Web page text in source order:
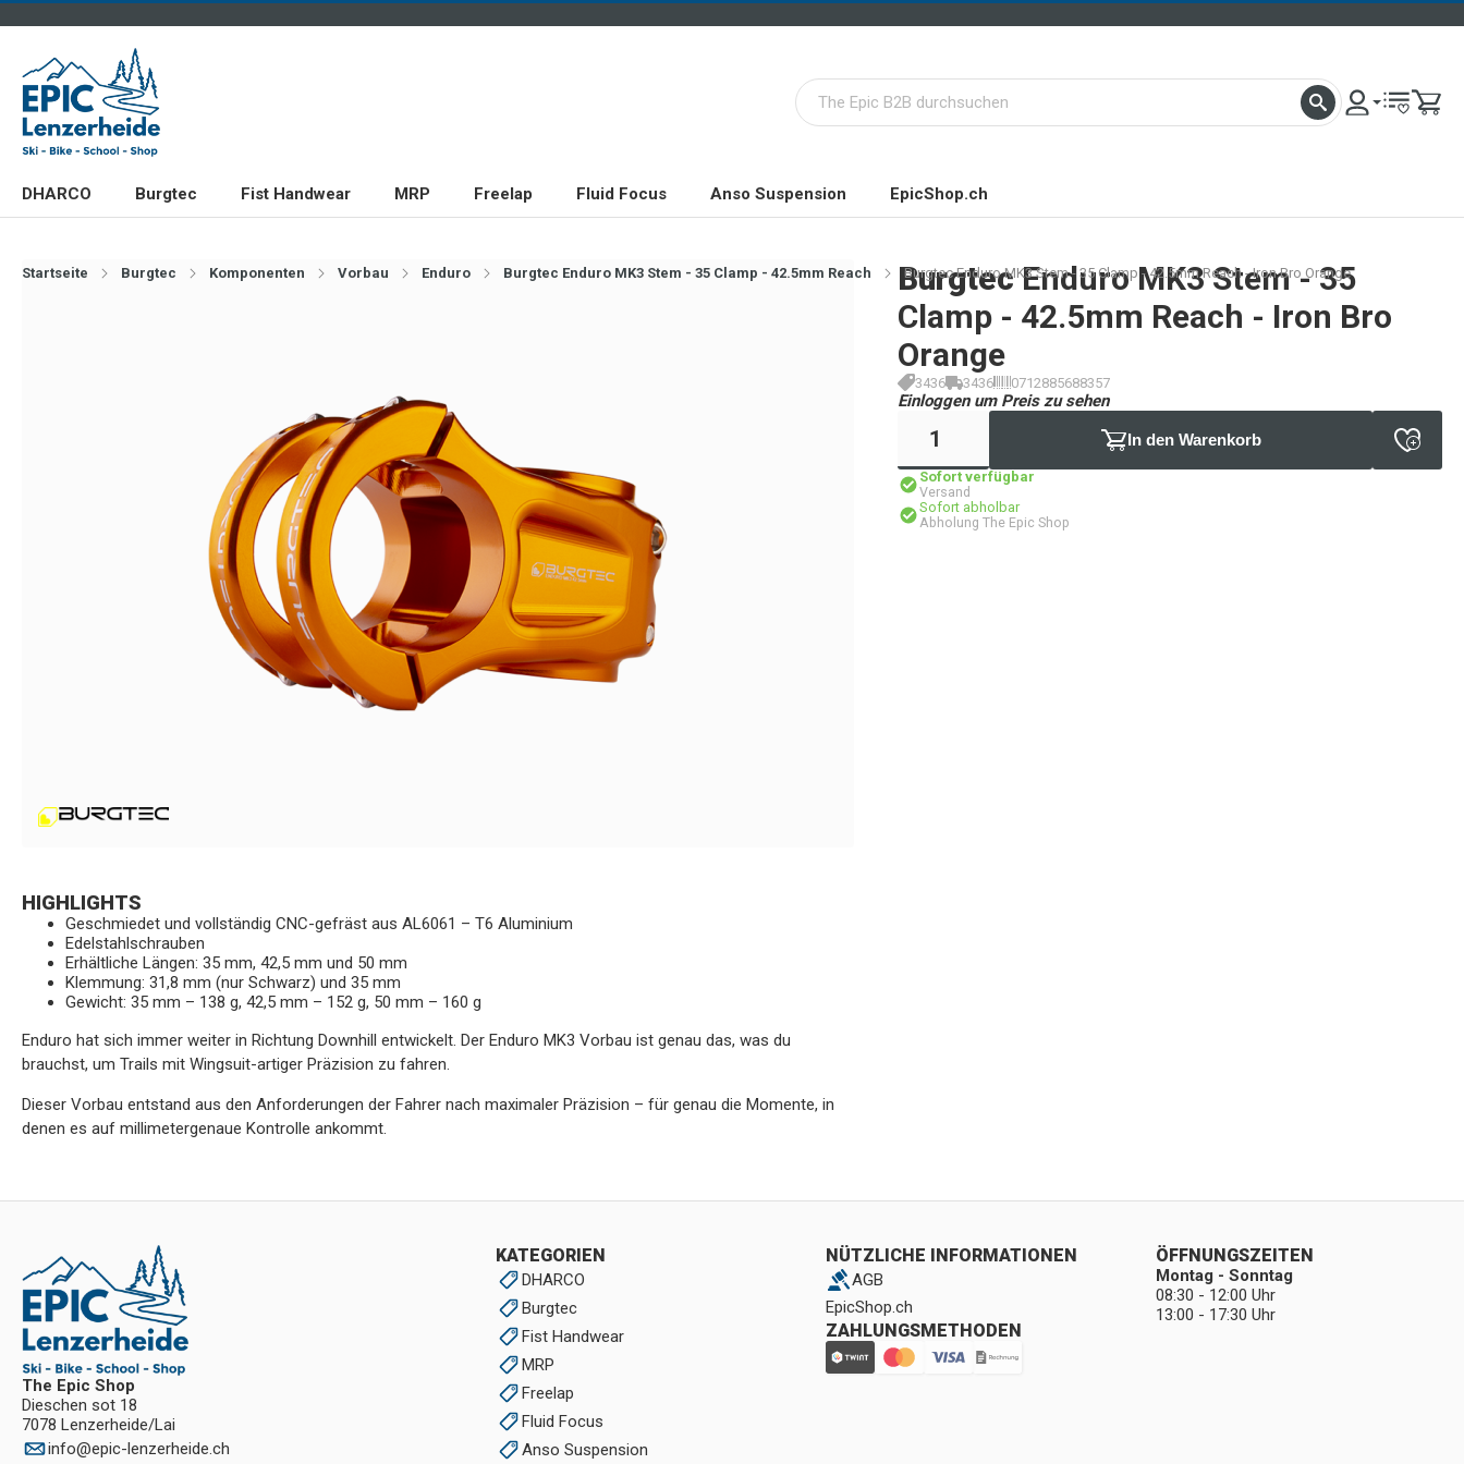
DHARCO Burgtec Fist Handwear MRP Freelap Fluid Focus Anso Suspension EpicShop.ch
Startseite Burgtec Komponenten Vorbau Enduro Burgtec Enduro MK3 Stem - 35 Clamp - 42.5mm Reach Burgtec Enduro MK3 Stem - 35 Clamp - 42.5mm Reach - Iron Bro Orange
Burgtec Enduro MK3 Stem - 35
Clamp - 42.5mm Reach - Iron Bro
Orange
3436 3436 0712885688357
Einloggen um Preis zu sehen
In den Warenkorb
Sofort verfügbar
Versand
Sofort abholbar
Abholung The Epic Shop
HIGHLIGHTS
Geschmiedet und vollständig CNC-gefräst aus AL6061 – T6 Aluminium
Edelstahlschrauben
Erhältliche Längen: 35 mm, 42,5 mm und 50 mm
Klemmung: 31,8 mm (nur Schwarz) und 35 mm
Gewicht: 35 mm – 138 g, 42,5 mm – 152 g, 50 mm – 160 g
Enduro hat sich immer weiter in Richtung Downhill entwickelt. Der Enduro MK3 Vorbau ist genau das, was du
brauchst, um Trails mit Wingsuit-artiger Präzision zu fahren.
Dieser Vorbau entstand aus den Anforderungen der Fahrer nach maximaler Präzision – für genau die Momente, in
denen es auf millimetergenaue Kontrolle ankommt.
The Epic Shop
Dieschen sot 18
7078 Lenzerheide/Lai
info@epic-lenzerheide.ch
KATEGORIEN
DHARCO
Burgtec
Fist Handwear
MRP
Freelap
Fluid Focus
Anso Suspension
NÜTZLICHE INFORMATIONEN
AGB
EpicShop.ch
ZAHLUNGSMETHODEN
ÖFFNUNGSZEITEN
Montag - Sonntag
08:30 - 12:00 Uhr
13:00 - 17:30 Uhr